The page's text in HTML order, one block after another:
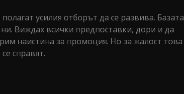
усилия отборът да се развива. Базата
Виждах всички предпоставки, дори и да
наистина за промоция. Но за жалост това
справят.